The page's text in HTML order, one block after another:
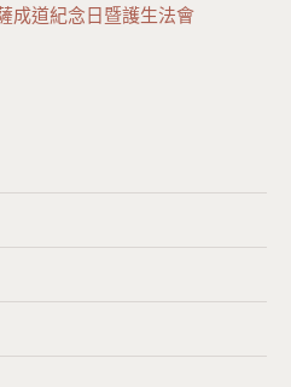
成道紀念日暨護生法會